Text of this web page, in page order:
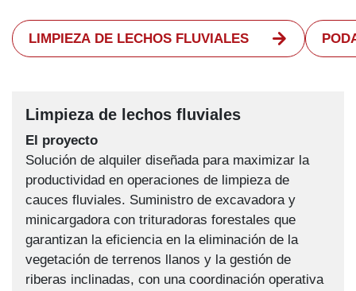
LIMPIEZA DE LECHOS FLUVIALES
Limpieza de lechos fluviales
El proyecto
Solución de alquiler diseñada para maximizar la
productividad en operaciones de limpieza de
cauces fluviales. Suministro de excavadora y
minicargadora con trituradoras forestales que
garantizan la eficiencia en la eliminación de la
vegetación de terrenos llanos y la gestión de
riberas inclinadas, con una coordinación operativa